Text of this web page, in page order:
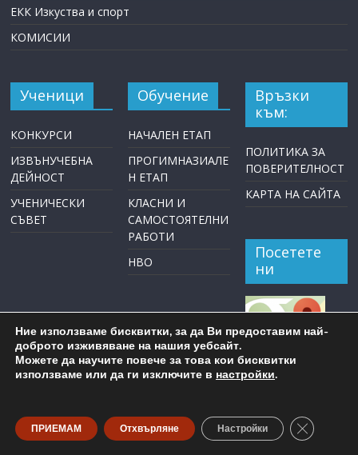
ЕКК Изкуства и спорт
КОМИСИИ
Ученици
КОНКУРСИ
ИЗВЪНУЧЕБНА
ДЕЙНОСТ
УЧЕНИЧЕСКИ
СЪВЕТ
Обучение
НАЧАЛЕН ЕТАП
ПРОГИМНАЗИАЛЕ
Н ЕТАП
КЛАСНИ И
САМОСТОЯТЕЛНИ
РАБОТИ
НВО
Връзки
към:
ПОЛИТИКА ЗА
ПОВЕРИТЕЛНОСТ
КАРТА НА САЙТА
Посетете
ни
Ние използваме бисквитки, за да Ви предоставим най-
доброто изживяване на нашия уебсайт.
Можете да научите повече за това кои бисквитки
използваме или да ги изключите в настройки.
ПРИЕМАМ Отхвърляне Настройки Close